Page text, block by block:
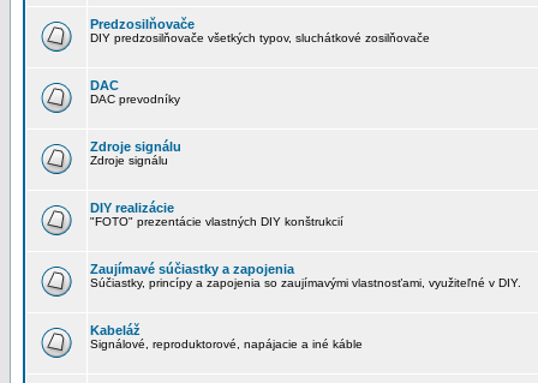
Predzosilňovače
DIY predzosilňovače všetkých typov, sluchátkové zosilňovače
DAC
DAC prevodníky
Zdroje signálu
Zdroje signálu
DIY realizácie
"FOTO" prezentácie vlastných DIY konštrukcií
Zaujímavé súčiastky a zapojenia
Súčiastky, princípy a zapojenia so zaujímavými vlastnosťami, využiteľné v DIY.
Kabeláž
Signálové, reproduktorové, napájacie a iné káble